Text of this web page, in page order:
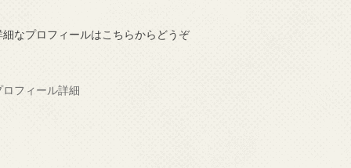
細なプロフィールはこちらからどうぞ
ロフィール詳細